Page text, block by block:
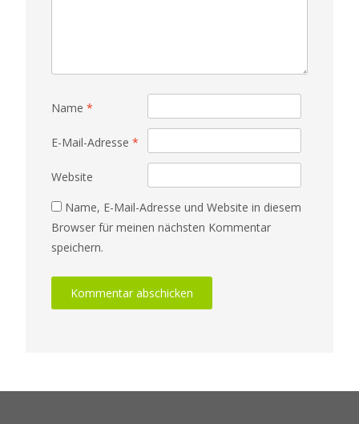
Name *
E-Mail-Adresse *
Website
Name, E-Mail-Adresse und Website in diesem
Browser für meinen nächsten Kommentar
speichern.